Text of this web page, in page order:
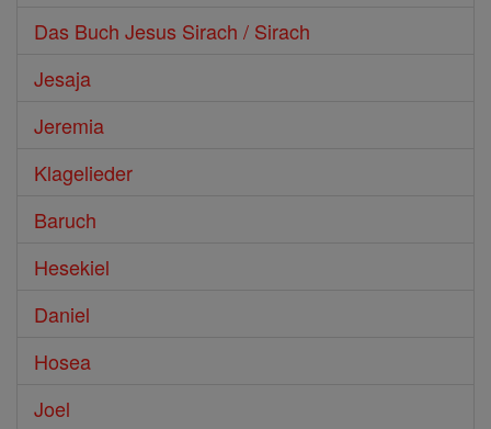
Das Buch Jesus Sirach / Sirach
Jesaja
Jeremia
Klagelieder
Baruch
Hesekiel
Daniel
Hosea
Joel